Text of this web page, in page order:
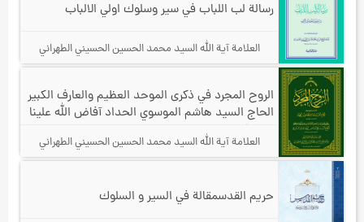
رسالة لب اللباب في سير وسلوك اولي الالباب
العلامة آیة الله السيد محمد الحسين الحسيني الطهراني
الروح المجرد في ذكرى الموحد العظيم والعارف الكبير
الحاج السيد هاشم الموسوي الحداد آفاض الله علينا
من بركات تربته
العلامة آیة الله السيد محمد الحسين الحسيني الطهراني
حريم القدسمقالة في السير و السلوك